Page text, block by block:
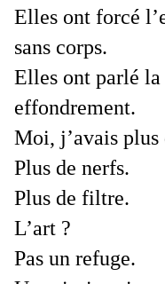
Elles ont forcé
sans corps.
Elles ont parlé la
effondrement.
Moi, j’avais plus
Plus de nerfs.
Plus de filtre.
L’art ?
Pas un refuge.